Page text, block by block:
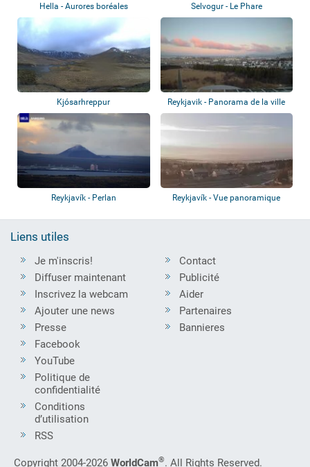
Hella - Aurores boréales Selvogur - Le Phare
Kjósarhreppur Reykjavik - Panorama de la ville
Reykjavík - Perlan Reykjavík - Vue panoramique
Liens utiles
Je m'inscris!
Diffuser maintenant
Inscrivez la webcam
Ajouter une news
Presse
Contact
Publicité
Aider
Partenaires
Bannieres
Facebook
YouTube
Politique de
confidentialité
Conditions
d’utilisation
RSS
Copyright 2004-2026 WorldCam®. All Rights Reserved.